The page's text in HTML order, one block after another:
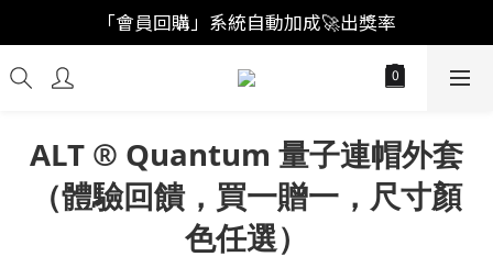
「註冊新會員」買福袋結帳直接"首購爆擊🥊"
「會員回購」系統自動加成🚀出獎率
「註冊新會員」買福袋結帳直接"首購爆擊🥊"
ALT ® Quantum 量子連帽外套
（體驗回饋，買一贈一，尺寸顏
色任選）